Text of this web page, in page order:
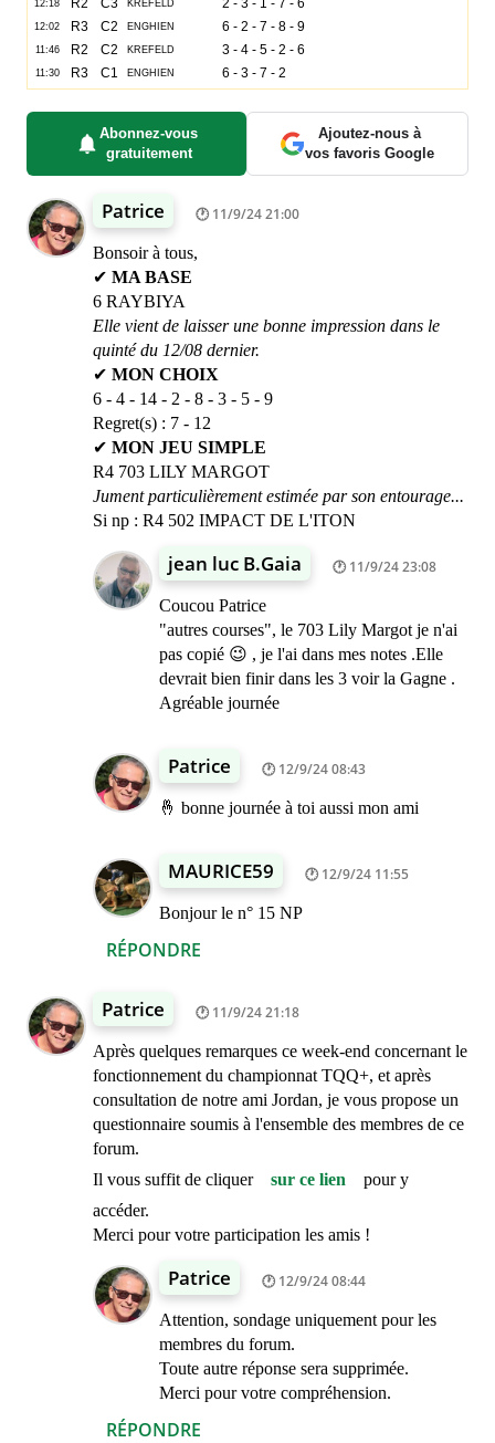
Abonnez-vous
gratuitement
Ajoutez-nous à
vos favoris Google
Patrice 11/9/24 21:00
Bonsoir à tous,
✔ MA BASE
6 RAYBIYA
Elle vient de laisser une bonne impression dans le
quinté du 12/08 dernier.
✔ MON CHOIX
6 - 4 - 14 - 2 - 8 - 3 - 5 - 9
Regret(s) : 7 - 12
✔ MON JEU SIMPLE
R4 703 LILY MARGOT
Jument particulièrement estimée par son entourage...
Si np : R4 502 IMPACT DE L'ITON
RÉPONDRE
jean luc B.Gaia 11/9/24 23:08
Coucou Patrice
"autres courses", le 703 Lily Margot je n'ai
pas copié 😉 , je l'ai dans mes notes .Elle
devrait bien finir dans les 3 voir la Gagne .
Agréable journée
Patrice 12/9/24 08:43
🤞 bonne journée à toi aussi mon ami
MAURICE59 12/9/24 11:55
Bonjour le n° 15 NP
Patrice 11/9/24 21:18
Après quelques remarques ce week-end concernant le
fonctionnement du championnat TQQ+, et après
consultation de notre ami Jordan, je vous propose un
questionnaire soumis à l'ensemble des membres de ce
forum.
Il vous suffit de cliquer
sur ce lien
pour y
accéder.
Merci pour votre participation les amis !
RÉPONDRE
Patrice 12/9/24 08:44
Attention, sondage uniquement pour les
membres du forum.
Toute autre réponse sera supprimée.
Merci pour votre compréhension.